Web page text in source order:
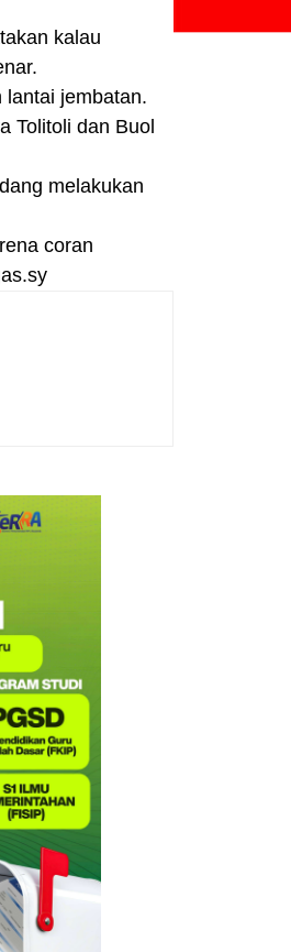
kalau
lantai jembatan.
Tolitoli dan Buol
melakukan
coran